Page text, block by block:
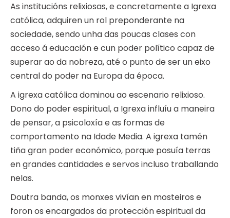
As institucións relixiosas, e concretamente a Igrexa
católica, adquiren un rol preponderante na
sociedade, sendo unha das poucas clases con
acceso á educación e cun poder político capaz de
superar ao da nobreza, até o punto de ser un eixo
central do poder na Europa da época.
A igrexa católica dominou ao escenario relixioso.
Dono do poder espiritual, a Igrexa influíu a maneira
de pensar, a psicoloxía e as formas de
comportamento na Idade Media. A igrexa tamén
tiña gran poder económico, porque posuía terras
en grandes cantidades e servos incluso traballando
nelas.
Doutra banda, os monxes vivían en mosteiros e
foron os encargados da protección espiritual da